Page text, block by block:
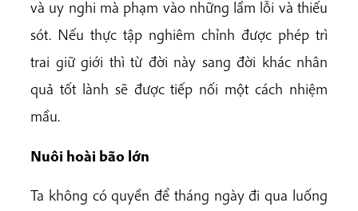
và uy nghi mà phạm vào những lầm lỗi và thiếu
sót. Nếu thực tập nghiêm chỉnh được phép trì
trai giữ giới thì từ đời này sang đời khác nhân
quả tốt lành sẽ được tiếp nối một cách nhiệm
mầu.
Nuôi hoài bão lớn
Ta không có quyền để tháng ngày đi qua luống